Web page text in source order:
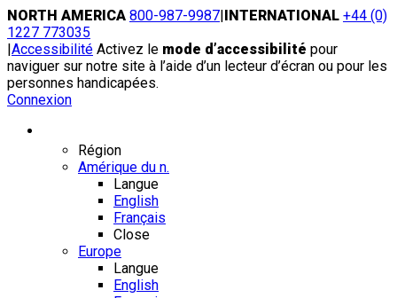
Skip
to
content
NORTH AMERICA 800-987-9987|INTERNATIONAL +44 (0)
1227 773035
|Accessibilité Activez le mode d’accessibilité pour
naviguer sur notre site à l’aide d’un lecteur d’écran ou pour les
personnes handicapées.
Connexion
Région
Amérique du n.
Langue
English
Français
Close
Europe
Langue
English